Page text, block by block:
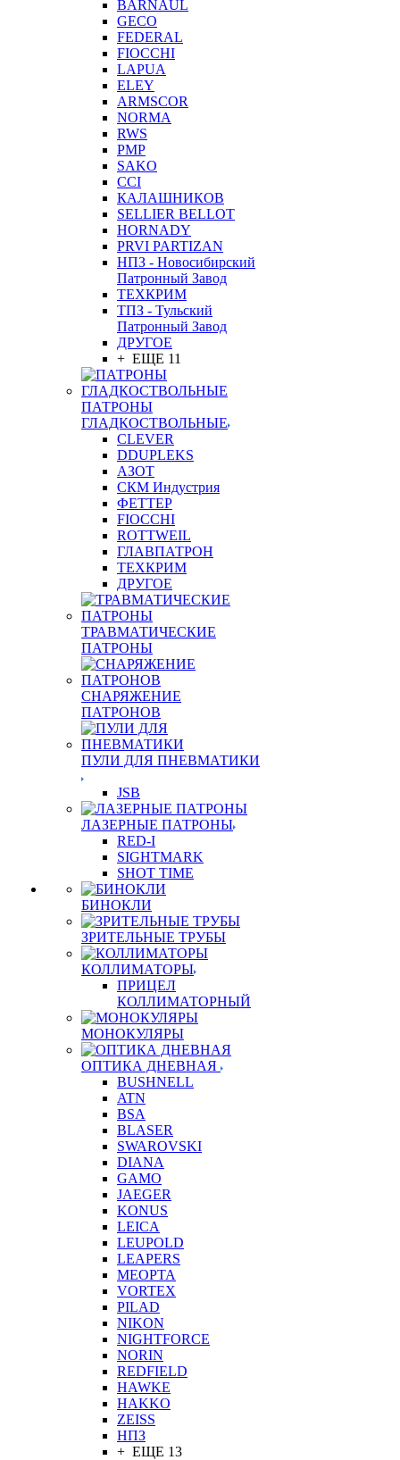
BARNAUL
GEСO
FEDERAL
FIOCCHI
LAPUA
ELEY
ARMSCOR
NORMA
RWS
PMP
SAKO
CCI
КАЛАШНИКОВ
SELLIER BELLOT
HORNADY
PRVI PARTIZAN
НПЗ - Новосибирский
Патронный Завод
ТЕХКРИМ
ТПЗ - Тульский
Патронный Завод
ДРУГОЕ
+ ЕЩЕ 11
ПАТРОНЫ
ГЛАДКОСТВОЛЬНЫЕ
CLEVER
DDUPLEKS
АЗОТ
СКМ Индустрия
ФЕТТЕР
FIOCCHI
ROTTWEIL
ГЛАВПАТРОН
ТЕХКРИМ
ДРУГОЕ
ТРАВМАТИЧЕСКИЕ
ПАТРОНЫ
СНАРЯЖЕНИЕ
ПАТРОНОВ
ПУЛИ ДЛЯ ПНЕВМАТИКИ
JSB
ЛАЗЕРНЫЕ ПАТРОНЫ
RED-I
SIGHTMARK
SHOT TIME
БИНОКЛИ
ЗРИТЕЛЬНЫЕ ТРУБЫ
КОЛЛИМАТОРЫ
ПРИЦЕЛ
КОЛЛИМАТОРНЫЙ
МОНОКУЛЯРЫ
ОПТИКА ДНЕВНАЯ
BUSHNELL
ATN
BSA
BLASER
SWAROVSKI
DIANA
GAMO
JAEGER
KONUS
LEICA
LEUPOLD
LEAPERS
MEOPTA
VORTEX
PILAD
NIKON
NIGHTFORCE
NORIN
REDFIELD
HAWKE
HAKKO
ZEISS
НПЗ
+ ЕЩЕ 13